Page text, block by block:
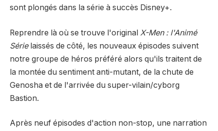
sont plongés dans la série à succès Disney+.
Reprendre là où se trouve l'original X-Men : l'Animé
Sérielaissés de côté, les nouveaux épisodes suivent
notre groupe de héros préféré alors qu'ils traitent de
la montée du sentiment anti-mutant, de la chute de
Genosha et de l'arrivée du super-vilain/cyborg
Bastion.
Après neuf épisodes d'action non-stop, une narration